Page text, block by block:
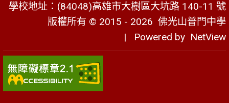
學校地址：(84048)高雄市大樹區大坑路 140-11 號
版權所有 © 2015 - 2026 佛光山普門中學
| Powered by NetView